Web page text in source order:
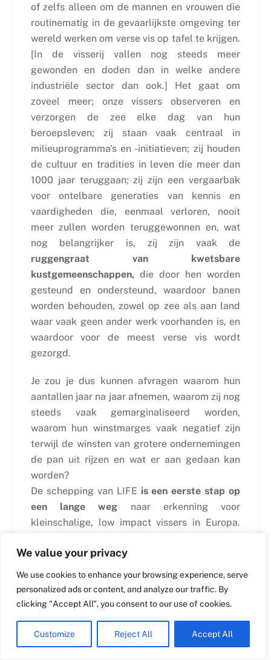
We value your privacy
We use cookies to enhance your browsing experience, serve
personalized ads or content, and analyze our traffic. By
clicking "Accept All", you consent to our use of cookies.
Customize Reject All Accept All
of zelfs alleen om de mannen en vrouwen die
routinematig in de gevaarlijkste omgeving ter
wereld werken om verse vis op tafel te krijgen.
[In de visserij vallen nog steeds meer
gewonden en doden dan in welke andere
industriële sector dan ook.] Het gaat om
zoveel meer; onze vissers observeren en
verzorgen de zee elke dag van hun
beroepsleven; zij staan vaak centraal in
milieuprogramma's en -initiatieven; zij houden
de cultuur en tradities in leven die meer dan
1000 jaar teruggaan; zij zijn een vergaarbak
voor ontelbare generaties van kennis en
vaardigheden die, eenmaal verloren, nooit
meer zullen worden teruggewonnen en, wat
nog belangrijker is, zij zijn vaak de
ruggengraat van kwetsbare
kustgemeenschappen,die door hen worden
gesteund en ondersteund, waardoor banen
worden behouden, zowel op zee als aan land
waar vaak geen ander werk voorhanden is, en
waardoor voor de meest verse vis wordt
gezorgd.
Je zou je dus kunnen afvragen waarom hun
aantallen jaar na jaar afnemen, waarom zij nog
steeds vaak gemarginaliseerd worden,
waarom hun winstmarges vaak negatief zijn
terwijl de winsten van grotere ondernemingen
de pan uit rijzen en wat er aan gedaan kan
worden?
De schepping van LIFE is een eerste stap op
een lange weg naar erkenning voor
kleinschalige, low impact vissers in Europa.
reeds meer dan 7000 leden, die met meer dan
4000 schepen werken en in een van de 14
kustlidstaten gevestigd zijn.
voorbeeld van de verandering die nodig is om
de duurzame ontwikkeling van de
English
Croatian
French
Italian
Polish
Spanish
Maltese
Swedish